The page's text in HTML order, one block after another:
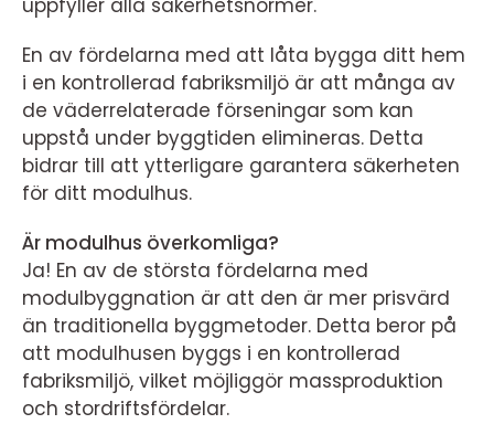
uppfyller alla säkerhetsnormer.
En av fördelarna med att låta bygga ditt hem
i en kontrollerad fabriksmiljö är att många av
de väderrelaterade förseningar som kan
uppstå under byggtiden elimineras. Detta
bidrar till att ytterligare garantera säkerheten
för ditt modulhus.
Är modulhus överkomliga?
Ja! En av de största fördelarna med
modulbyggnation är att den är mer prisvärd
än traditionella byggmetoder. Detta beror på
att modulhusen byggs i en kontrollerad
fabriksmiljö, vilket möjliggör massproduktion
och stordriftsfördelar.